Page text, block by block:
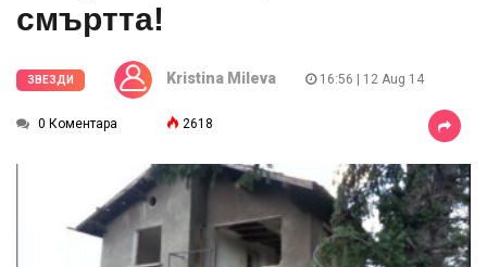
смъртта!
ЗВЕЗДИ Kristina Mileva 16:56 | 12 Aug 14
0 Коментара 2618